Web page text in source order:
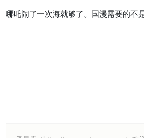
哪吒闹了一次海就够了。国漫需要的不